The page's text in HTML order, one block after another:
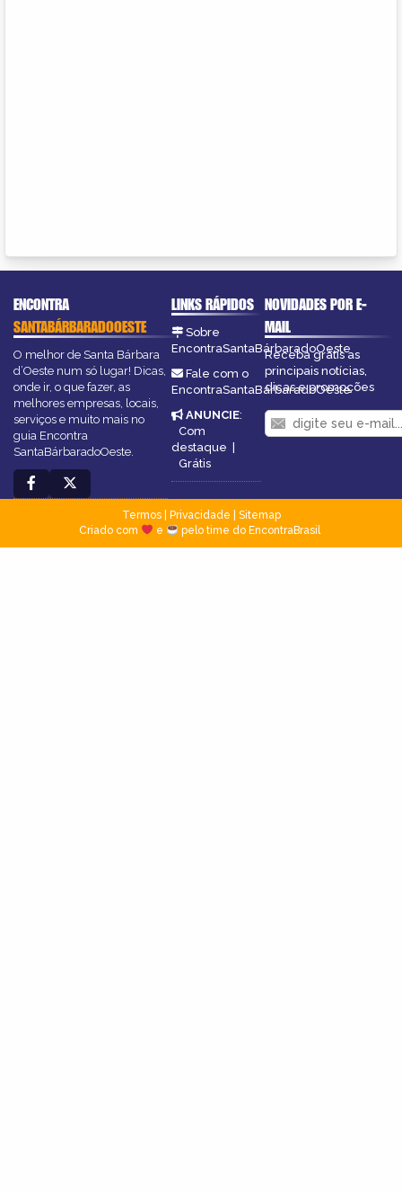
ENCONTRA
SANTABÁRBARADOOESTE
O melhor de Santa Bárbara
d’Oeste num só lugar! Dicas,
onde ir, o que fazer, as
melhores empresas, locais,
serviços e muito mais no
guia Encontra
SantaBárbaradoOeste.
LINKS RÁPIDOS
Sobre
EncontraSantaBárbaradoOeste
Fale com o
EncontraSantaBárbaradoOeste
ANUNCIE:
Com
destaque |
Grátis
NOVIDADES POR E-
MAIL
Receba grátis as
principais notícias,
dicas e promoções
Termos| Privacidade
Sitemap
Criado com
e pelo time do EncontraBrasil